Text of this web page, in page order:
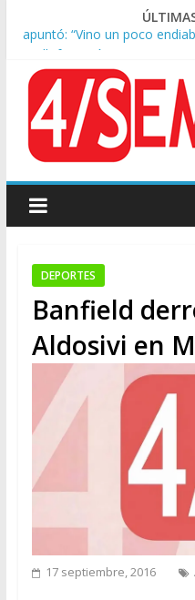
Kicillof asistió a San
de propiedad privada
Condenaron a la red social
afectar la salud mental de
Represión frente al
protesta contra la Ley de
Sturzenegger defendió la
Tras la aprobación de la ley
apuntó: “Vino un poco
DEPORTES
Banfield
Aldosivi en
17 septiembre, 2016